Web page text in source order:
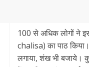
100 से अधिक लोगों ने
chalisa) का पाठ
लगाया, शंख भी बजाये।